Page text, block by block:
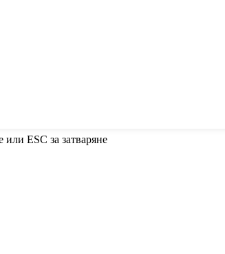
или ESC за затваряне